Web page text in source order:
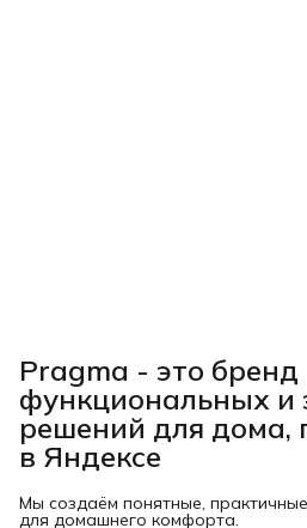
Pragma - это бренд
функциональных и
решений для дома,
в Яндексе
Мы создаём понятные,
для домашнего комфорта.